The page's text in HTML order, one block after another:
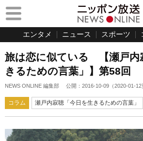
エンタメ ニュース スポーツ
旅は恋に似ている 【瀬戸内
きるための言葉」】第58回
NEWS ONLINE 編集部 公開： 2016-10-09 （2020-01-12
コラム 瀬戸内寂聴「今日を生きるための言葉」